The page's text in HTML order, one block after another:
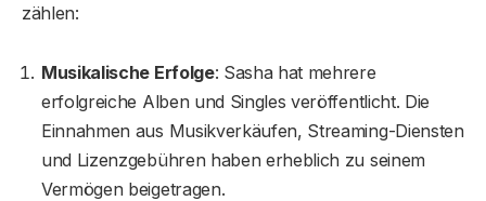
zählen:
Musikalische Erfolge: Sasha hat mehrere
erfolgreiche Alben und Singles veröffentlicht. Die
Einnahmen aus Musikverkäufen, Streaming-Diensten
und Lizenzgebühren haben erheblich zu seinem
Vermögen beigetragen.